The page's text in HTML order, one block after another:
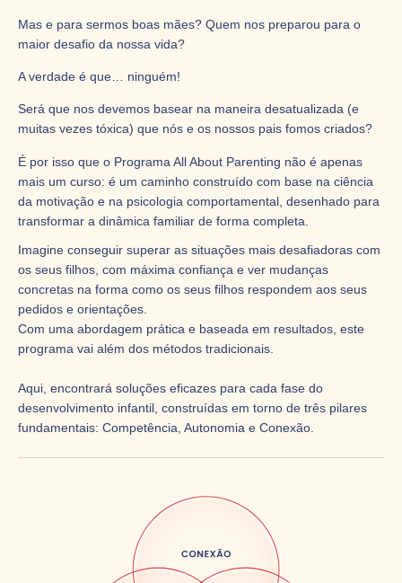
Mas e para sermos boas mães? Quem nos preparou para o
maior desafio da nossa vida?
A verdade é que… ninguém!
Será que nos devemos basear na maneira desatualizada (e
muitas vezes tóxica) que nós e os nossos pais fomos criados?
É por isso que o Programa All About Parenting não é apenas
mais um curso: é um caminho construído com base na ciência
da motivação e na psicologia comportamental, desenhado para
transformar a dinâmica familiar de forma completa.
Imagine conseguir superar as situações mais desafiadoras com
os seus filhos, com máxima confiança e ver mudanças
concretas na forma como os seus filhos respondem aos seus
pedidos e orientações.
Com uma abordagem prática e baseada em resultados, este
programa vai além dos métodos tradicionais.
Aqui, encontrará soluções eficazes para cada fase do
desenvolvimento infantil, construídas em torno de três pilares
fundamentais: Competência, Autonomia e Conexão.